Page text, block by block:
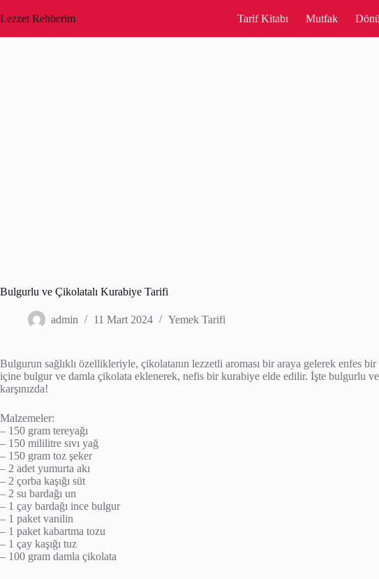
to
Lezzet Rehberim Tarif Kitabı Mutfak
Bulgurlu ve Çikolatalı Kurabiye Tarifi
admin 11 Mart 2024 Yemek Tarifi
Bulgurun sağlıklı özellikleriyle, çikolatanın lezzetli aroması bir araya gelerek enfes
içine bulgur ve damla çikolata eklenerek, nefis bir kurabiye elde edilir. İşte bulgurlu ve
karşınızda!
Malzemeler:
– 150 gram tereyağı
– 150 mililitre sıvı yağ
– 150 gram toz şeker
– 2 adet yumurta akı
– 2 çorba kaşığı süt
– 2 su bardağı un
– 1 çay bardağı ince bulgur
– 1 paket vanilin
– 1 paket kabartma tozu
– 1 çay kaşığı tuz
– 100 gram damla çikolata